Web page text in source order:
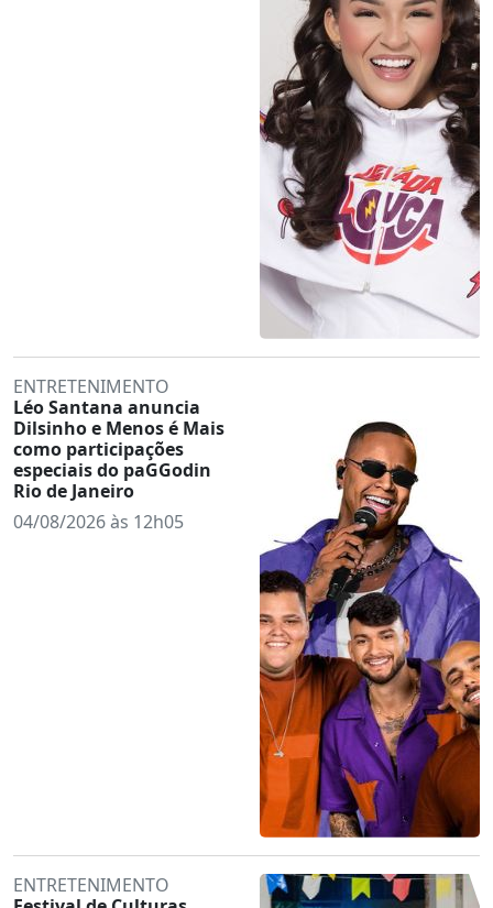
ENTRETENIMENTO
Léo Santana anuncia
Dilsinho e Menos é Mais
como participações
especiais do paGGodin
Rio de Janeiro
04/08/2026 às 12h05
ENTRETENIMENTO